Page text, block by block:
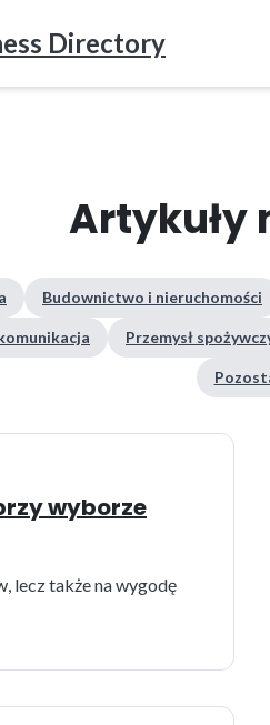
Directory
Artykuły
Budownictwo i nieruchomości
Przemysł
wyborze
lecz także na wygodę